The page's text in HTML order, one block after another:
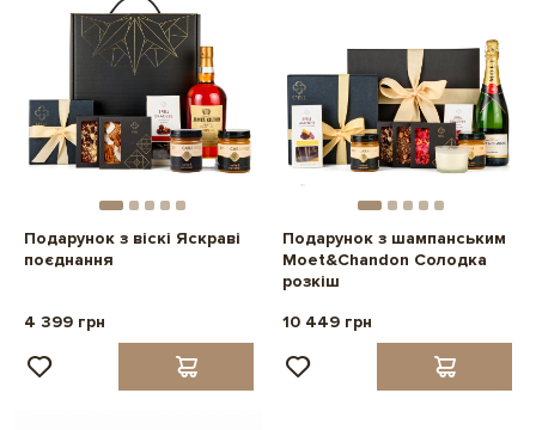
Подарунок з віскі Яскраві
поєднання
4 399 грн
Подарунок з шампанським
Moet&Chandon Солодка
розкіш
10 449 грн